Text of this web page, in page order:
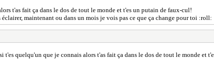
t'as fait ça dans le dos de tout le monde et t'es un putain de faux-cul!
maintenant ou dans un mois je vois pas ce que ça change pour toi :roll:
t'es quelqu'un que je connais alors t'as fait ça dans le dos de tout le monde et